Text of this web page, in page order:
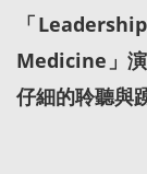
「
Medicine」
仔細的聆聽與